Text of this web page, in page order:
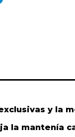
y
la mantenía